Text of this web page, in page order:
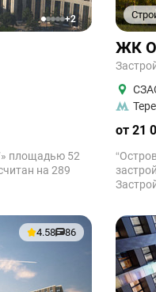
12345+2
площадью 52
на 289
ЖК
от 21
4.58 86